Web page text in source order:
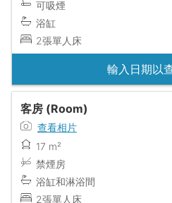
可吸煙
浴缸
2張單人床
輸入日期以
客房 (Room)
查看相片
17 m²
禁煙房
浴缸和淋浴間
2張單人床